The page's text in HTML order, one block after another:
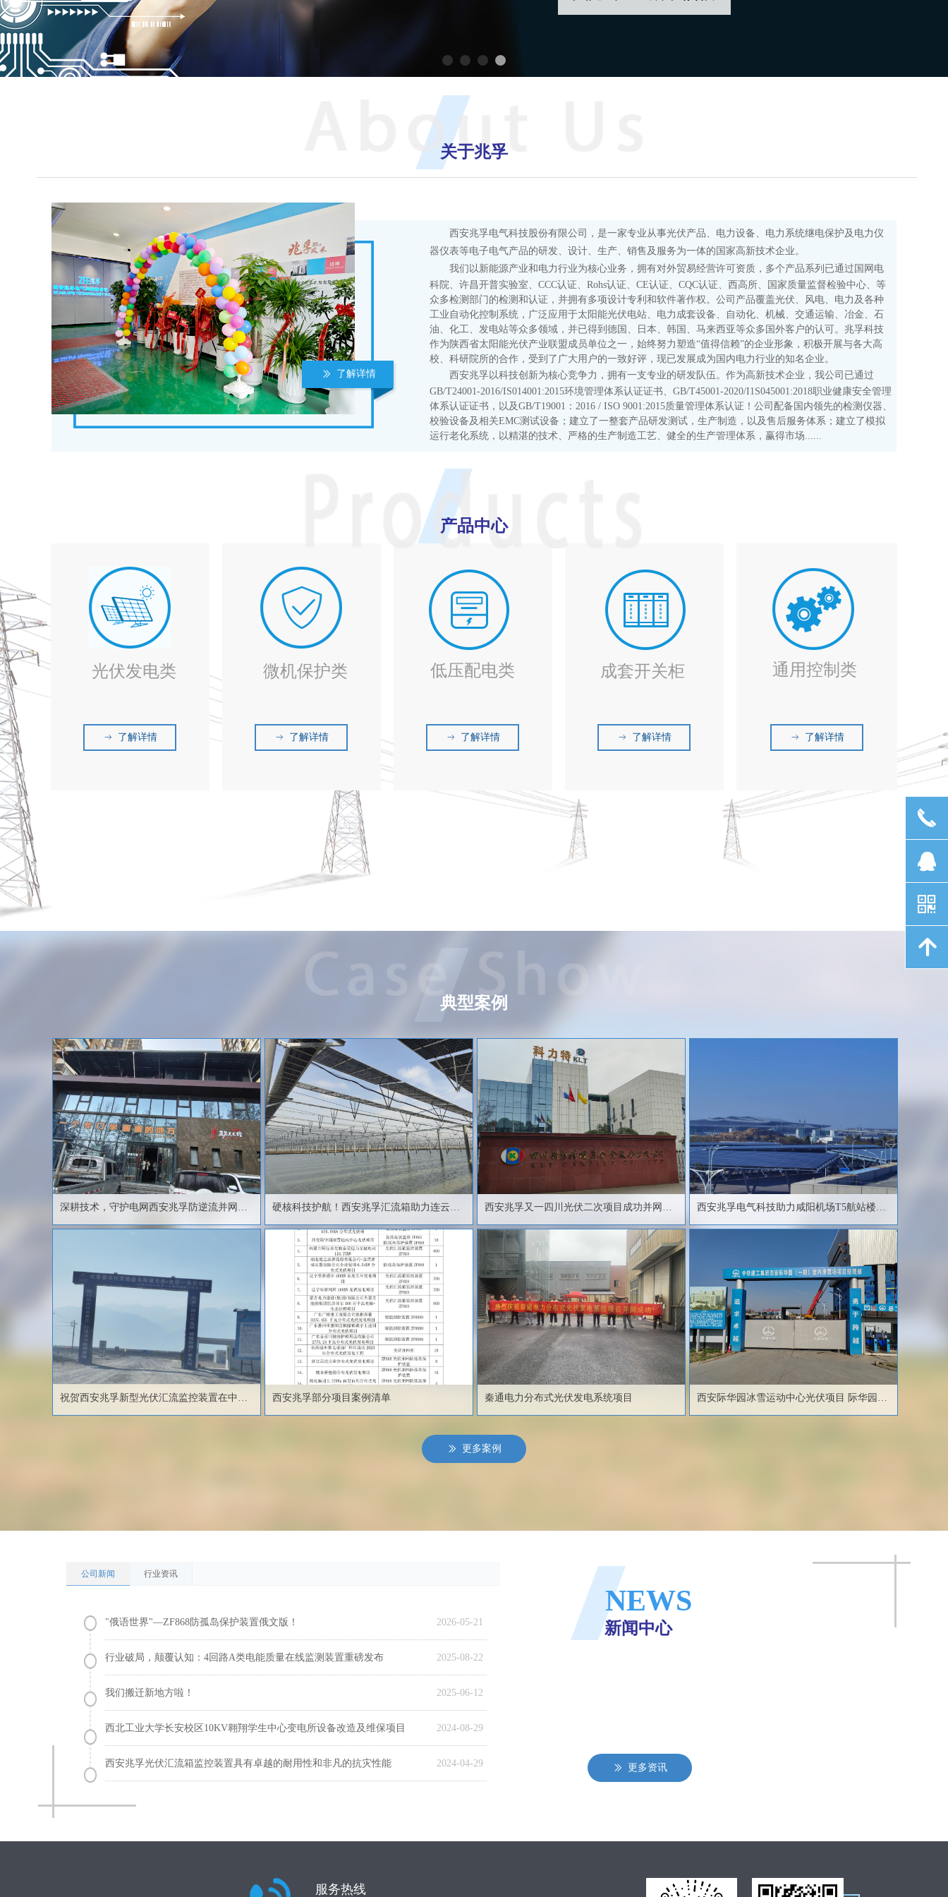
西安兆孚电气科技股份有限公司，是一家专业从事光伏产品、电力设备、电力系统继电保护及电力仪
器仪表等电子电气产品的研发、设计、生产、销售及服务为一体的国家高新技术企业。
我们以新能源产业和电力行业为核心业务，拥有对外贸易经营许可资质，多个产品系列已通过国网电
科院、许昌开普实验室、CCC认证、Rohs认证、CE认证、CQC认证、西高所、国家质量监督检验中心、等
众多检测部门的检测和认证，并拥有多项设计专利和软件著作权。公司产品覆盖光伏、风电、电力及各种
工业自动化控制系统，广泛应用于太阳能光伏电站、电力成套设备、自动化、机械、交通运输、冶金、石
油、化工、发电站等众多领域，并已得到德国、日本、韩国、马来西亚等众多国外客户的认可。兆孚科技
作为陕西省太阳能光伏产业联盟成员单位之一，始终努力塑造“值得信赖”的企业形象，积极开展与各大高
校、科研院所的合作，受到了广大用户的一致好评，现已发展成为国内电力行业的知名企业。
西安兆孚以科技创新为核心竞争力，拥有一支专业的研发队伍。作为高新技术企业，我公司已通过
GB/T24001-2016/IS014001:2015环境管理体系认证证书、GB/T45001-2020/I1S045001:2018职业健康安全管理
体系认证证书，以及GB/T19001：2016 / ISO 9001:2015质量管理体系认证！公司配备国内领先的检测仪器、
校验设备及相关EMC测试设备；建立了一整套产品研发测试，生产制造，以及售后服务体系；建立了模拟
运行老化系统，以精湛的技术、严格的生产制造工艺、健全的生产管理体系，赢得市场......
关于兆孚
深耕技术，守护电网西安兆孚防逆流并网箱
助力朱雀美术馆绿色启航
硬核科技护航！西安兆孚汇流箱助力连云港
市赣榆区东尚280MW渔光互补光伏发电项目
高效运行
西安兆孚又一四川光伏二次项目成功并网运
行
西安兆孚电气科技助力咸阳机场T5航站楼电
力系统安全稳定运行 ——电能质量在线监测
与故障解列装置为机场高效运营保驾护航
祝贺西安兆孚新型光伏汇流监控装置在中国
电建、中国水利水电第一工程局有限公司的
西安兆孚部分项目案例清单 秦通‮力电‬分布式‮伏光‬发电系‮项统‬目
西安际华园冰雪运动中心光伏项目 际华园冰
雪运动中心分布式光伏发电项目
ꅀ 更多案例
典型案例
产品中心
光伏发电类
ꁹ 了解详情
微机保护类
ꁹ 了解详情 ꁹ 了解详情 ꁹ 了解详情 ꁹ 了解详情
通用控制类
低压配电类 成套开关柜
NEWS
公司新闻 行业资讯
2026-05-21
"俄语世界"—ZF868防孤岛保护装置俄文版！
2025-08-22
行业破局，颠覆认知：4回路A类电能质量在线监测装置重磅发布
2025-06-12
我们搬迁新地方啦！
2024-08-29
西北工业大学长安校区10KV翱翔学生中心变电所设备改造及维保项目
2024-04-29
西安兆孚光伏汇流箱监控装置具有卓越的耐用性和非凡的抗灾性能
新闻中心
ꅀ 更多资讯
服务热线
ꅀ 了解详情
끅
뀩
낃
녕